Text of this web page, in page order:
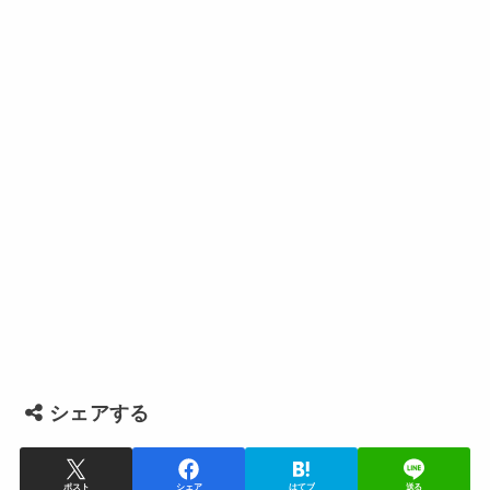
シェアする
ポスト シェア はてブ 送る